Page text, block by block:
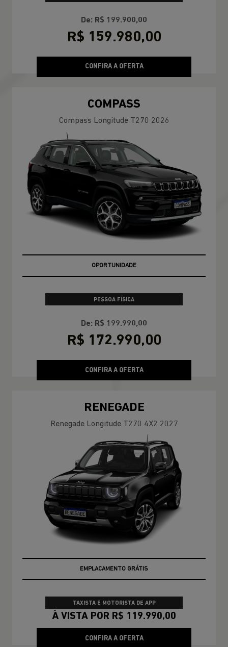
De: R$ 199.900,00
R$ 159.980,00
CONFIRA A OFERTA
COMPASS
Compass Longitude T270 2026
OPORTUNIDADE
PESSOA FÍSICA
De: R$ 199.990,00
R$ 172.990,00
CONFIRA A OFERTA
RENEGADE
Renegade Longitude T270 4X2 2027
EMPLACAMENTO GRÁTIS
TAXISTA E MOTORISTA DE APP
À VISTA POR R$ 119.990,00
CONFIRA A OFERTA